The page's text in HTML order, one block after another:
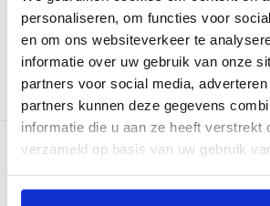
personaliseren, om functies voor
en om ons websiteverkeer te
informatie over uw gebruik van onze
partners voor social media,
partners kunnen deze gegevens
informatie die u aan ze heeft verstrekt
verzameld op basis van uw gebruik